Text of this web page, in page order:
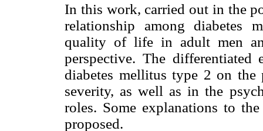
In this work, carried out in the
relationship among diabetes
quality of life in adult men
perspective. The
diabetes mellitus type 2 on
severity, as well as in the
roles. Some explanations to
proposed.